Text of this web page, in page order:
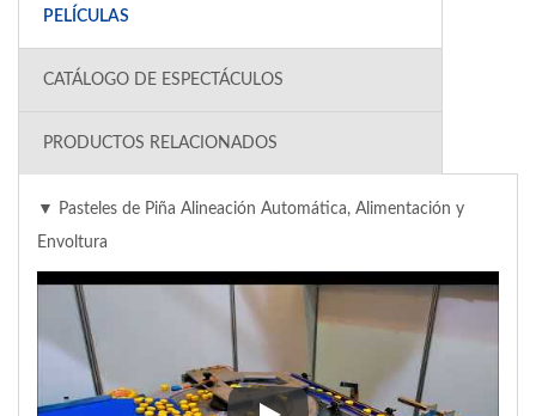
PELÍCULAS
CATÁLOGO DE ESPECTÁCULOS
PRODUCTOS RELACIONADOS
▼ Pasteles de Piña Alineación Automática, Alimentación y
Envoltura